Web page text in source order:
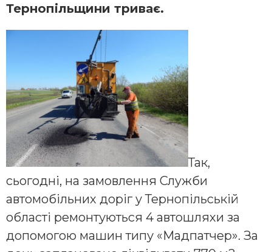
Тернопільщини триває.
Так,
сьогодні, на замовлення Служби
автомобільних доріг у Тернопільській
області ремонтуються 4 автошляхи за
допомогою машин типу «Мадпатчер». За